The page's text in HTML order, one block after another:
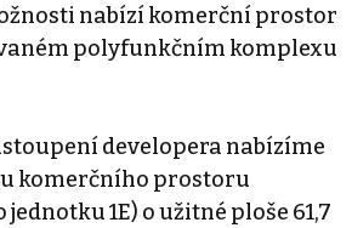
nabízí komerční prostor
polyfunkčním komplexu
developera nabízíme
komerčního prostoru
1E) o užitné ploše 61,7